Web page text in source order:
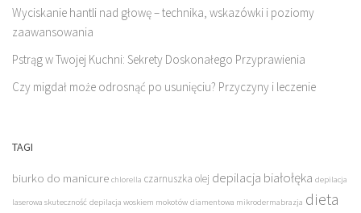
Wyciskanie hantli nad głowę – technika, wskazówki i poziomy
zaawansowania
Pstrąg w Twojej Kuchni: Sekrety Doskonałego Przyprawienia
Czy migdał może odrosnąć po usunięciu? Przyczyny i leczenie
TAGI
biurko do manicure chlorella czarnuszka olej depilacja białołęka depilacja
laserowa skuteczność depilacja woskiem mokotów diamentowa mikrodermabrazja dieta